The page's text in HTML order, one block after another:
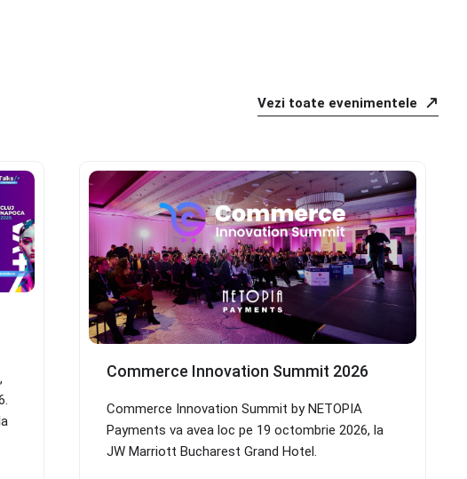
Vezi toate evenimentele
Commerce Innovation Summit 2026
Commerce Innovation Summit by NETOPIA
Payments va avea loc pe 19 octombrie 2026, la
JW Marriott Bucharest Grand Hotel.